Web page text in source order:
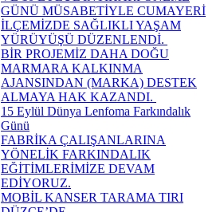
GÜNÜ MÜSABETİYLE CUMAYERİ
İLÇEMİZDE SAĞLIKLI YAŞAM
YÜRÜYÜŞÜ DÜZENLENDİ. ​
BİR PROJEMİZ DAHA DOĞU
MARMARA KALKINMA
AJANSINDAN (MARKA) DESTEK
ALMAYA HAK KAZANDI. ​
15 Eylül Dünya Lenfoma Farkındalık
Günü
FABRİKA ÇALIŞANLARINA
YÖNELİK FARKINDALIK
EĞİTİMLERİMİZE DEVAM
EDİYORUZ.
MOBİL KANSER TARAMA TIRI